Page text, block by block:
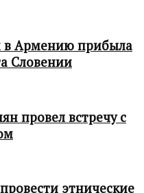
Армению прибыла
Словении
провел встречу с
этнические